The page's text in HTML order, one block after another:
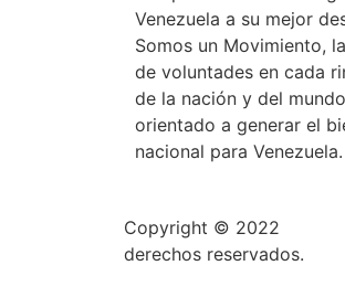
Venezuela a su mejor
Somos un Movimiento,
de voluntades en cada
de la nación y del
orientado a generar el
nacional para Venezuela.
Copyright © 2022
derechos reservados.